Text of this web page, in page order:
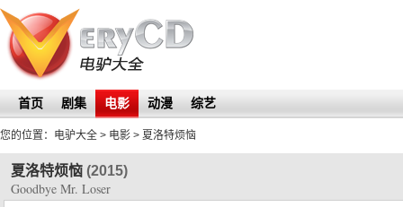
首页 剧集 电影 动漫 综艺
您的位置： 电驴大全 > 电影 > 夏洛特烦恼
夏洛特烦恼 (2015)
Goodbye Mr. Loser